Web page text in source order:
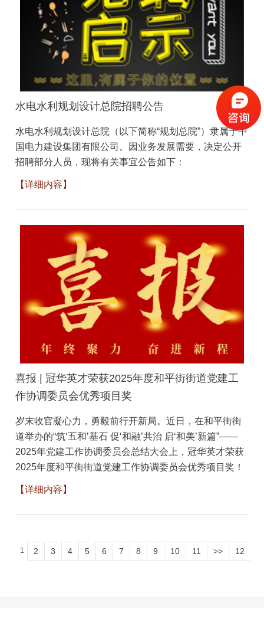
水电水利规划设计总院招聘公告
水电水利规划设计总院（以下简称“规划总院”）隶属于中
国电力建设集团有限公司。因业务发展需要，决定公开
招聘部分人员，现将有关事宜公告如下：
【详细内容】
喜报 | 冠华英才荣获2025年度和平街街道党建工
作协调委员会优秀项目奖
岁末收官凝心力，勇毅前行开新局。近日，在和平街街
道举办的“筑‘五和’基石 促‘和融’共治 启‘和美’新篇”——
2025年党建工作协调委员会总结大会上，冠华英才荣获
2025年度和平街街道党建工作协调委员会优秀项目奖！
【详细内容】
1 2 3 4 5 6 7 8 9 10 11 >> 12